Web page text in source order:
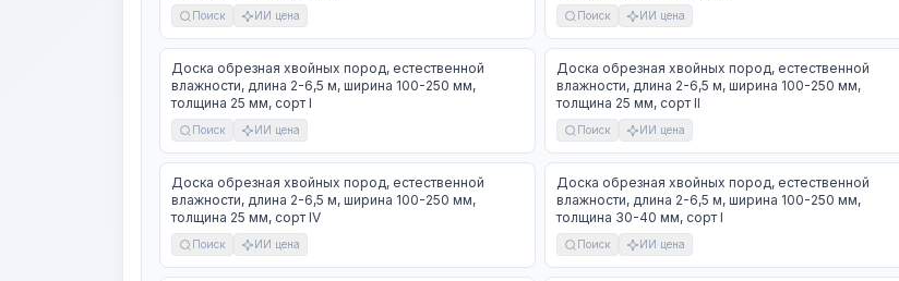
Поиск ИИ цена Поиск ИИ цена
Доска обрезная хвойных пород, естественной
влажности, длина 2-6,5 м, ширина 100-250 мм,
толщина 25 мм, сорт I
Поиск ИИ цена
Доска обрезная хвойных пород, естественной
влажности, длина 2-6,5 м, ширина 100-250 мм,
толщина 25 мм, сорт II
Поиск ИИ цена
Доска обрезная хвойных пород, естественной
влажности, длина 2-6,5 м, ширина 100-250 мм,
толщина 25 мм, сорт IV
Поиск ИИ цена
Доска обрезная хвойных пород, естественной
влажности, длина 2-6,5 м, ширина 100-250 мм,
толщина 30-40 мм, сорт I
Поиск ИИ цена